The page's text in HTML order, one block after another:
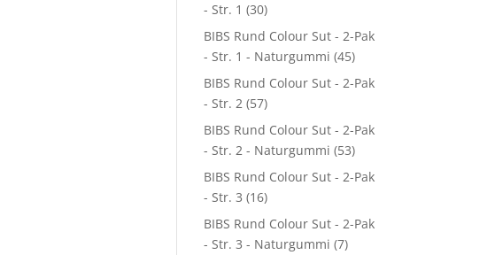
- Str. 1 (30)
BIBS Rund Colour Sut - 2-Pak
- Str. 1 - Naturgummi (45)
BIBS Rund Colour Sut - 2-Pak
- Str. 2 (57)
BIBS Rund Colour Sut - 2-Pak
- Str. 2 - Naturgummi (53)
BIBS Rund Colour Sut - 2-Pak
- Str. 3 (16)
BIBS Rund Colour Sut - 2-Pak
- Str. 3 - Naturgummi (7)